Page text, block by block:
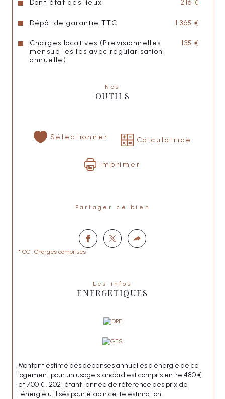
"LISA IMMOBILIER"
Dont état des lieux 216 €
Dépôt de garantie TTC 1 365 €
Charges locatives (Previsionnelles
mensuelles les avec regularisation
annuelle)
135 €
Nos
OUTILS
Sélectionner Calculatrice
Imprimer
Partager ce bien
* CC : Charges comprises
Les infos
ENERGETIQUES
Montant estimé des dépenses annuelles d'énergie de ce
logement pour un usage standard est compris entre 480 €
et 700 € . 2021 étant l'année de référence des prix de
l'énergie utilisés pour établir cette estimation.